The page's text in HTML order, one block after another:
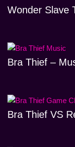
Wonder Slave
Bra Thief –
Bra Thief VS